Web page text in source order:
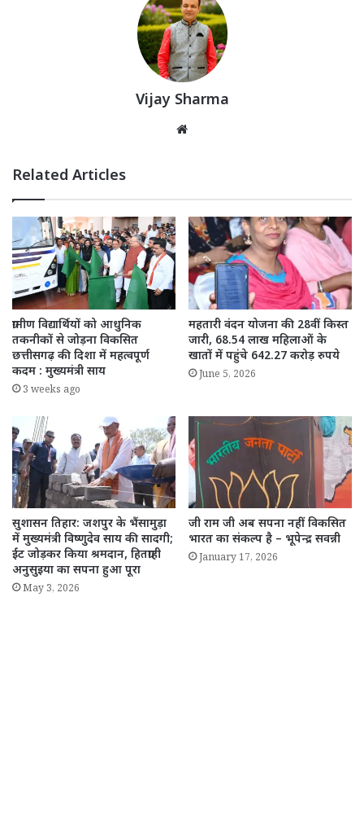
Vijay Sharma
Related Articles
ग्रामीण विद्यार्थियों को आधुनिक
तकनीकों से जोड़ना विकसित
छत्तीसगढ़ की दिशा में महत्वपूर्ण
कदम : मुख्यमंत्री साय
3 weeks ago
महतारी वंदन योजना की 28वीं किस्त
जारी, 68.54 लाख महिलाओं के
खातों में पहुंचे 642.27 करोड़ रुपये
June 5, 2026
सुशासन तिहार: जशपुर के भैंसामुड़ा
में मुख्यमंत्री विष्णुदेव साय की सादगी;
ईंट जोड़कर किया श्रमदान, हितग्राही
अनुसुइया का सपना हुआ पूरा
May 3, 2026
जी राम जी अब सपना नहीं विकसित
भारत का संकल्प है – भूपेन्द्र सवन्नी
January 17, 2026